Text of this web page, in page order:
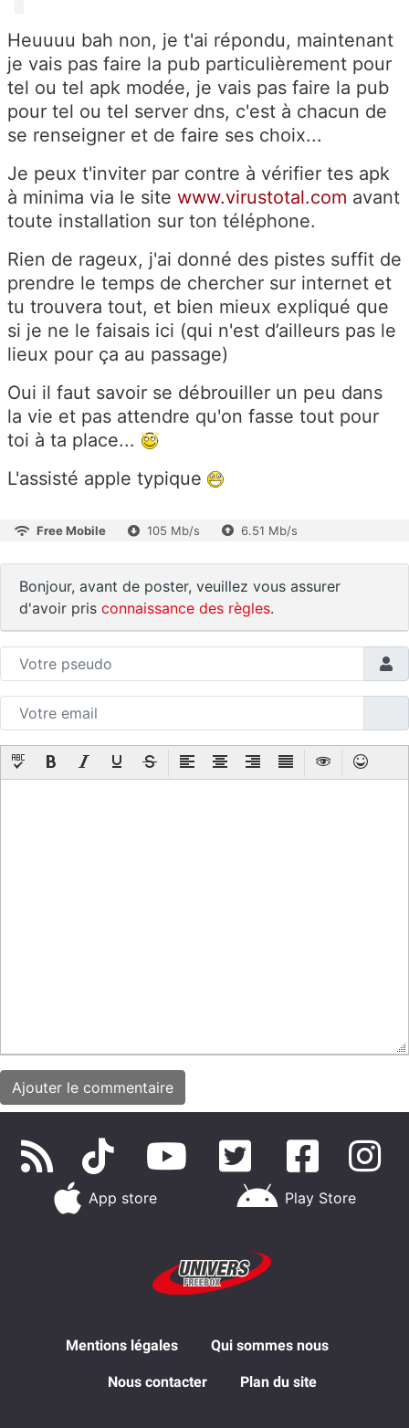
Heuuuu bah non, je t'ai répondu, maintenant
je vais pas faire la pub particulièrement pour
tel ou tel apk modée, je vais pas faire la pub
pour tel ou tel server dns, c'est à chacun de
se renseigner et de faire ses choix...
Je peux t'inviter par contre à vérifier tes apk
à minima via le site www.virustotal.com avant
toute installation sur ton téléphone.
Rien de rageux, j'ai donné des pistes suffit de
prendre le temps de chercher sur internet et
tu trouvera tout, et bien mieux expliqué que
si je ne le faisais ici (qui n'est d’ailleurs pas le
lieux pour ça au passage)
Oui il faut savoir se débrouiller un peu dans
la vie et pas attendre qu'on fasse tout pour
toi à ta place...
L'assisté apple typique
Free Mobile 105 Mb/s 6.51 Mb/s
Bonjour, avant de poster, veuillez vous assurer
d'avoir pris connaissance des règles.
App store Play Store
Mentions légales Qui sommes nous
Nous contacter Plan du site